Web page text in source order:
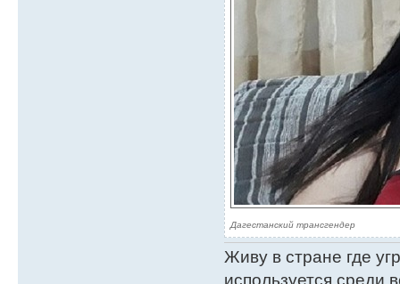
Дагестанский трансгендер
Живу в стране где
используется среди